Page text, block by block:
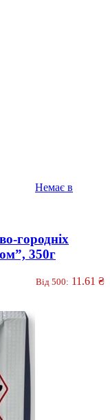
Немає в
городніх
350г
Від 500: 11.61 ₴